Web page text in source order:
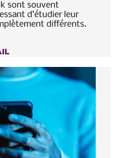
sont souvent
d’étudier leur
différents.